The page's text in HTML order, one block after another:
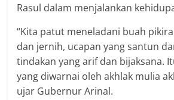
Rasul dalam menjalankan
“Kita patut meneladani buah
dan jernih, ucapan yang santun
tindakan yang arif dan bijaksana.
yang diwarnai oleh akhlak mulia
ujar Gubernur Arinal.